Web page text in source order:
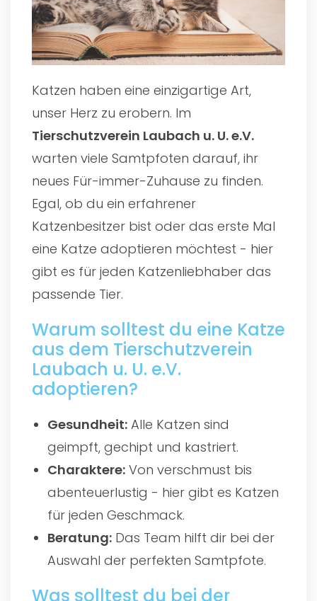
Katzen haben eine einzigartige Art,
unser Herz zu erobern. Im
Tierschutzverein Laubach u. U. e.V.
warten viele Samtpfoten darauf, ihr
neues Für-immer-Zuhause zu finden.
Egal, ob du ein erfahrener
Katzenbesitzer bist oder das erste Mal
eine Katze adoptieren möchtest - hier
gibt es für jeden Katzenliebhaber das
passende Tier.
Warum solltest du eine Katze
aus dem Tierschutzverein
Laubach u. U. e.V.
adoptieren?
Gesundheit: Alle Katzen sind
geimpft, gechipt und kastriert.
Charaktere: Von verschmust bis
abenteuerlustig - hier gibt es Katzen
für jeden Geschmack.
Beratung: Das Team hilft dir bei der
Auswahl der perfekten Samtpfote.
Was solltest du bei der